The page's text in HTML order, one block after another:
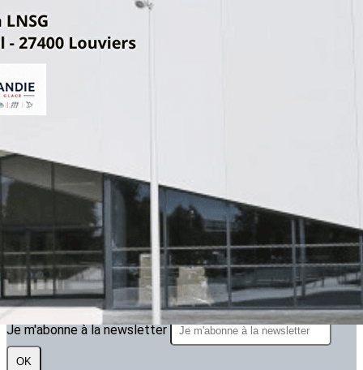
Exporter les lignes sélectionnées
Exporter toutes les colonnes
Exporter uniquement les colonnes affichées
<
>
ARTICLES 2023.2024
?>
Images de la page d'accueil
Cliquez pour éditer
Texte, bouton et/ou inscription à la newsletter
Cliquez pour éditer
Je m'abonne à la newsletter
OK